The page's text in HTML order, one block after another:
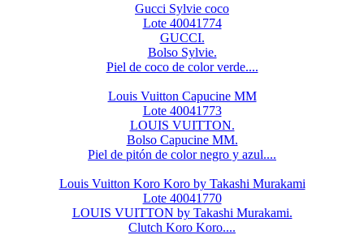
Gucci Sylvie coco
Lote 40041774
GUCCI.
Bolso Sylvie.
Piel de coco de color verde....
Louis Vuitton Capucine MM
Lote 40041773
LOUIS VUITTON.
Bolso Capucine MM.
Piel de pitón de color negro y azul....
Louis Vuitton Koro Koro by Takashi Murakami
Lote 40041770
LOUIS VUITTON by Takashi Murakami.
Clutch Koro Koro....